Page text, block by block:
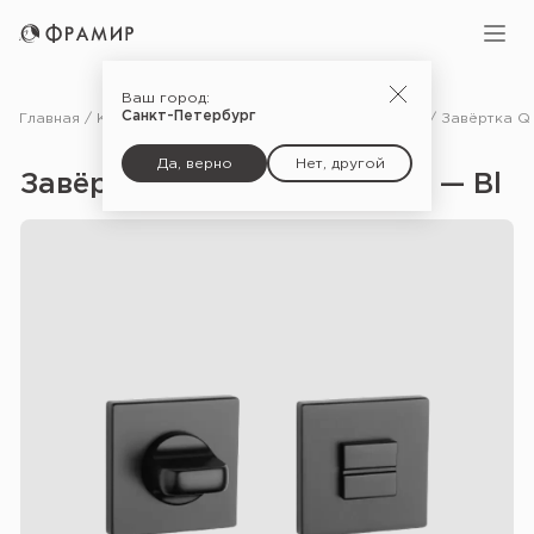
Ваш город:
Санкт-Петербург
Да, верно Нет, другой
Главная Каталог Фурнитура
Завёртка Q 7S WC Premium — Bl